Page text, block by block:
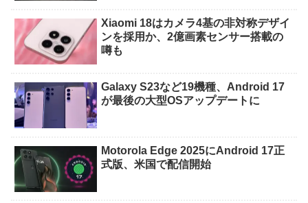
Xiaomi 18はカメラ4基の非対称デザイ
ンを採用か、2億画素センサー搭載の
噂も
Galaxy S23など19機種、Android 17
が最後の大型OSアップデートに
Motorola Edge 2025にAndroid 17正
式版、米国で配信開始